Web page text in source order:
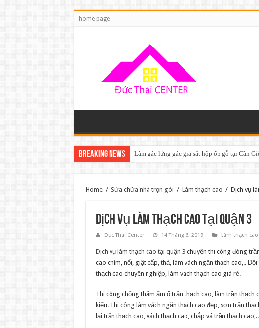
home page
Breaking News Làm gác lửng gác giả sắt hộp ốp gỗ tại Cần
Home / Sửa chữa nhà trọn gói / Làm thạch cao / Dịch vụ
Dịch vụ làm thạch cao tại quận 3
Duc Thai Center 14 Tháng 6, 2019 Làm thạch cao
Dịch vụ làm thạch cao tại quận 3 chuyên thi công đóng
cao chìm, nổi, giật cấp, thả, làm vách ngăn thạch cao,..
thạch cao chuyên nghiệp, làm vách thạch cao giá rẻ.
Thi công chống thấm ẩm ố trần thạch cao, làm trần thạch
kiểu. Thi công làm vách ngăn thạch cao đẹp, sơn trần
lại trần thạch cao, vách thạch cao, chắp vá trần thạch cao,..